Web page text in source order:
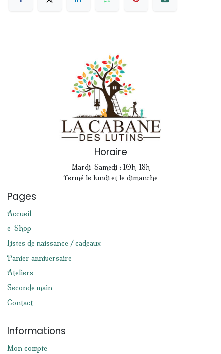
Horaire
Mardi-Samedi : 10h-18h
Fermé le lundi et le dimanche
Pages
Accueil
e-Shop
Listes de naissance / cadeaux
Panier anniversaire
Ateliers
Seconde main
Contact
Informations
Mon compte